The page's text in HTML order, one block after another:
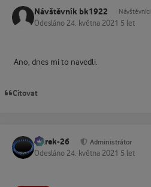
Návštěvník bk1922 Návštěvníci
Odesláno 24. května 2021 5 let
Ano, dnes mi to navedli.
Citovat
Marek-26 Administrátor
Odesláno 24. května 2021 5 let